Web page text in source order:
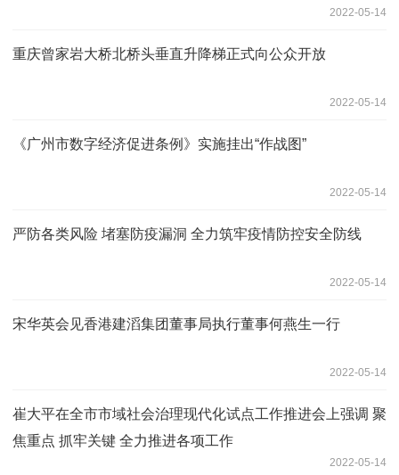
2022-05-14
重庆曾家岩大桥北桥头垂直升降梯正式向公众开放
2022-05-14
《广州市数字经济促进条例》实施挂出“作战图”
2022-05-14
严防各类风险 堵塞防疫漏洞 全力筑牢疫情防控安全防线
2022-05-14
宋华英会见香港建滔集团董事局执行董事何燕生一行
2022-05-14
崔大平在全市市域社会治理现代化试点工作推进会上强调 聚
焦重点 抓牢关键 全力推进各项工作
2022-05-14